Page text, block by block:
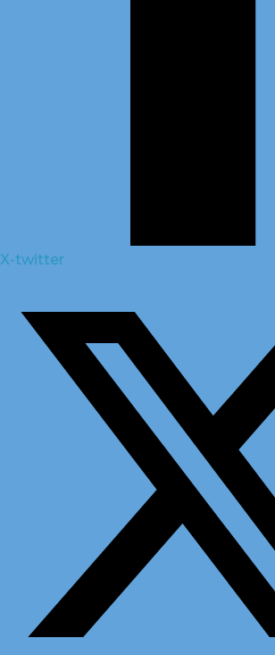
X-twitter